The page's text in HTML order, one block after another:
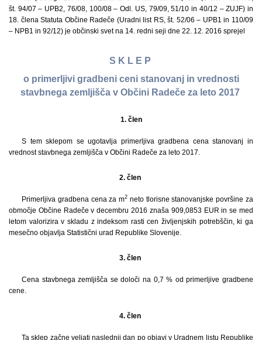
št. 94/07 – UPB2, 76/08, 100/08 – Odl. US, 79/09, 51/10 in 40/12 – ZUJF) in
18. člena Statuta Občine Radeče (Uradni list RS, št. 52/06 – UPB1 in 110/09
– NPB1 in 92/12) je občinski svet na 14. redni seji dne 22. 12. 2016 sprejel
S K L E P
o primerljivi gradbeni ceni stanovanj in vrednosti
stavbnega zemljišča v Občini Radeče za leto 2017
1. člen
S tem sklepom se ugotavlja primerljiva gradbena cena stanovanj in
vrednost stavbnega zemljišča v Občini Radeče za leto 2017.
2. člen
Primerljiva gradbena cena za m2 neto tlorisne stanovanjske površine za
območje Občine Radeče v decembru 2016 znaša 909,0853 EUR in se med
letom valorizira v skladu z indeksom rasti cen življenjskih potrebščin, ki ga
mesečno objavlja Statistični urad Republike Slovenije.
3. člen
Cena stavbnega zemljišča se določi na 0,7 % od primerljive gradbene
cene.
4. člen
Ta sklep začne veljati naslednji dan po objavi v Uradnem listu Republike